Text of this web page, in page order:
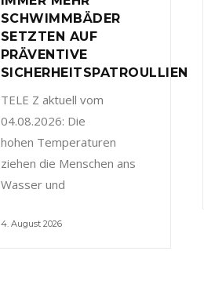
SCHWIMMBÄDER
SETZTEN AUF
PRÄVENTIVE
SICHERHEITSPATROULLIEN
TELE Z aktuell vom
04.08.2026: Die
hohen Temperaturen
ziehen die Menschen ans
Wasser und
4. August 2026